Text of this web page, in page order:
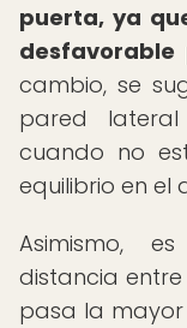
puerta, ya
cambio, se
pared
cuando no
equilibrio en el
Asimismo,
distancia
pasa la